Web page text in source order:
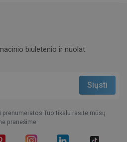
biuletenio ir nuolat
tikslu rasite mūsų
pranešime.